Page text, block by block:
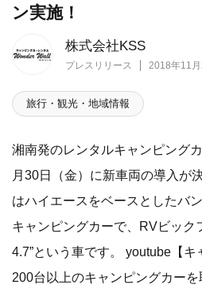
株式会社KSS
プレスリリース 2018年11
ン実施！
旅行・観光・地域情報
湘南発のレンタルキャンピング
月30日（金）に新車両の導入が
はハイエースをベースとしたバ
キャンピングカーで、RVビック
4.7”という車です。 youtube【
200台以上のキャンピングカー